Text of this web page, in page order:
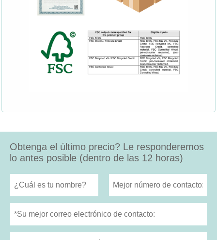
Obtenga el último precio? Le responderemos
lo antes posible (dentro de las 12 horas)